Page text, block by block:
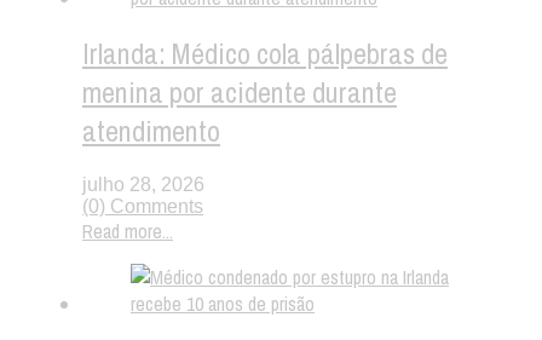
Irlanda: Médico cola pálpebras de
menina por acidente durante
atendimento
julho 28, 2026
(0) Comments
Read more...